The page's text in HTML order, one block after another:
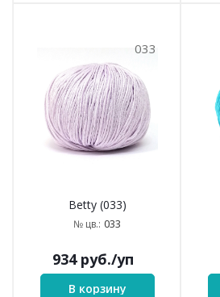
033
Betty (033)
№ цв.: 033
934руб./уп
В корзину